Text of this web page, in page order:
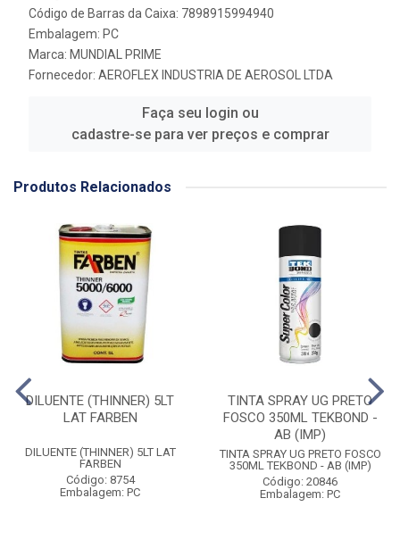
Código de Barras da Caixa: 7898915994940
Embalagem: PC
Marca: MUNDIAL PRIME
Fornecedor: AEROFLEX INDUSTRIA DE AEROSOL LTDA
Faça seu login ou
cadastre-se para ver preços e comprar
Produtos Relacionados
DILUENTE (THINNER) 5LT
LAT FARBEN
DILUENTE (THINNER) 5LT LAT
FARBEN
Código: 8754
Embalagem: PC
TINTA SPRAY UG PRETO
FOSCO 350ML TEKBOND -
AB (IMP)
TINTA SPRAY UG PRETO FOSCO
350ML TEKBOND - AB (IMP)
Código: 20846
Embalagem: PC